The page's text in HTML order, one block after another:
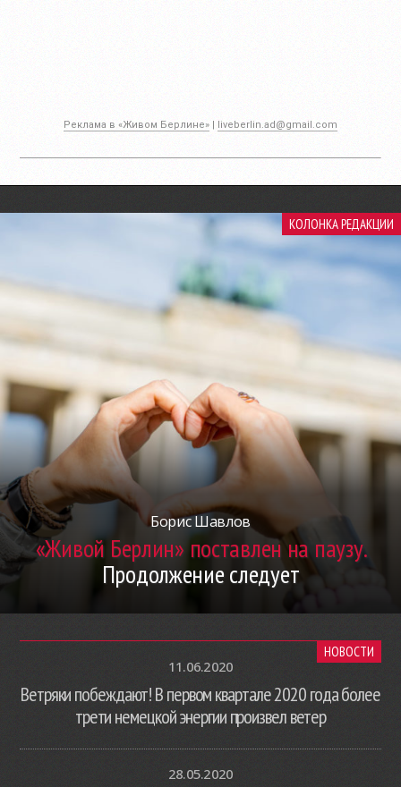
Реклама в «Живом Берлине» | liveberlin.ad@gmail.com
КОЛОНКА РЕДАКЦИИ
Борис Шавлов
«Живой Берлин» поставлен на паузу.
Продолжение следует
НОВОСТИ
11.06.2020
Ветряки побеждают! В первом квартале 2020 года более
трети немецкой энергии произвел ветер
28.05.2020